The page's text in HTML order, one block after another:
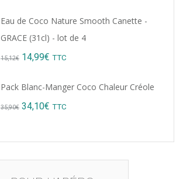
Eau de Coco Nature Smooth Canette -
GRACE (31cl) - lot de 4
15,12€ Original
14,99€ Current
TTC
Pack Blanc-Manger Coco Chaleur Créole
35,90€ Original
was:
35,90€.
34,10€ Current
is:
34,10€.
TTC